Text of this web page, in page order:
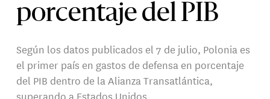
porcentaje del PIB
Según los datos publicados el 7 de julio, Polonia es
el primer país en gastos de defensa en porcentaje
del PIB dentro de la Alianza Transatlántica,
superando a Estados Unidos.